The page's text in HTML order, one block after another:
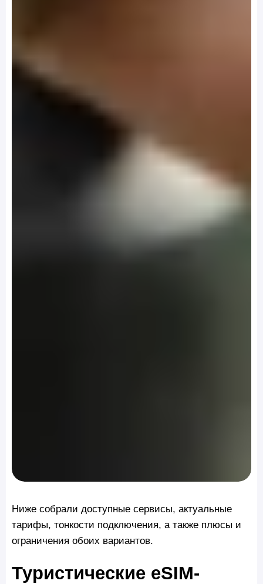
Ниже собрали доступные сервисы, актуальные
тарифы, тонкости подключения, а также плюсы и
ограничения обоих вариантов.
Туристические eSIM-